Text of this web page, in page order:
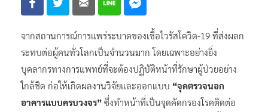
จากสถานการณ์การแพร่ระบาดของเชื้อไวรัสโควิด-19 ที่ส่งผลก
ระทบต่อผู้คนทั่วโลกเป็นจำนวนมาก โดยเฉพาะอย่างยิ่ง
บุคลากรทางการแพทย์ที่จะต้องปฏิบัติหน้าที่รักษาผู้ป่วยอย่าง
ใกล้ชิด ก่อให้เกิดผลงานวิจัยและออกแบบ “จุดตรวจนอก
อาคารแบบครบวงจร” ซึ่งทำหน้าที่เป็นจุดคัดกรองโรคติดต่อ